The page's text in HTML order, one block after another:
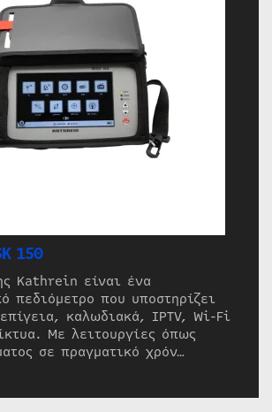
150
Kathrein είναι ένα
πεδιόμετρο που υποστηρίζει
καλωδιακά, IPTV, Wi-Fi
Με λειτουργίες όπως
σε πραγματικό χρόν…